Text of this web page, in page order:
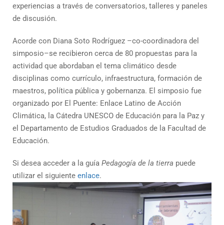
experiencias a través de conversatorios, talleres y paneles
de discusión.
Acorde con Diana Soto Rodríguez –co-coordinadora del
simposio–se recibieron cerca de 80 propuestas para la
actividad que abordaban el tema climático desde
disciplinas como currículo, infraestructura, formación de
maestros, política pública y gobernanza. El simposio fue
organizado por El Puente: Enlace Latino de Acción
Climática, la Cátedra UNESCO de Educación para la Paz y
el Departamento de Estudios Graduados de la Facultad de
Educación.
Si desea acceder a la guía Pedagogía de la tierra puede
utilizar el siguiente enlace.